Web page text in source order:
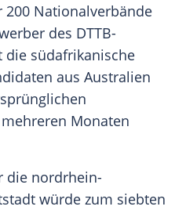
200 Nationalverbände
des DTTB-
südafrikanische
aus Australien
Monaten
die nordrhein-
würde zum siebten